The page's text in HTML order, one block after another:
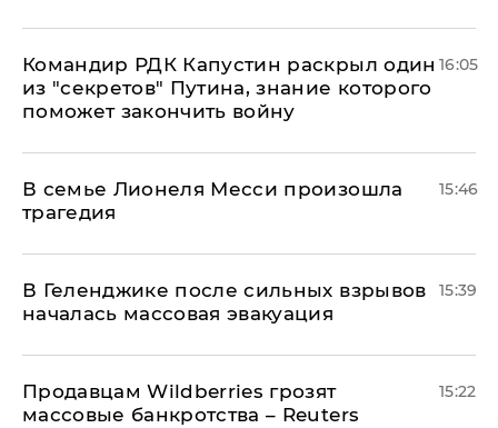
Командир РДК Капустин раскрыл один
из "секретов" Путина, знание которого
поможет закончить войну
16:05
В семье Лионеля Месси произошла
трагедия
15:46
В Геленджике после сильных взрывов
началась массовая эвакуация
15:39
Продавцам Wildberries грозят
массовые банкротства – Reuters
15:22